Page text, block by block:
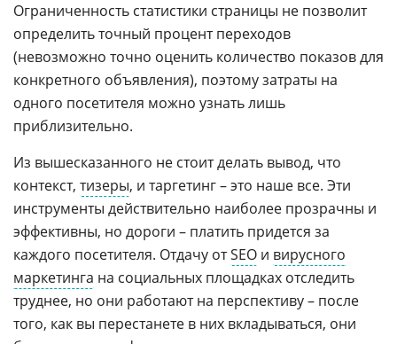
Ограниченность статистики страницы не позволит
определить точный процент переходов
(невозможно точно оценить количество показов для
конкретного объявления), поэтому затраты на
одного посетителя можно узнать лишь
приблизительно.
Из вышесказанного не стоит делать вывод, что
контекст, тизеры, и таргетинг – это наше все. Эти
инструменты действительно наиболее прозрачны и
эффективны, но дороги – платить придется за
каждого посетителя. Отдачу отSEO и вирусного
маркетинга на социальных площадках отследить
труднее, но они работают на перспективу – после
того, как вы перестанете в них вкладываться, они